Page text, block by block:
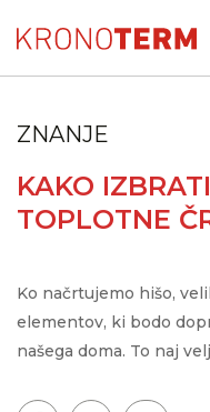
ZNANJE
KAKO
TOPLOTNE
Ko načrtujemo hišo,
elementov, ki bodo
našega doma. To naj